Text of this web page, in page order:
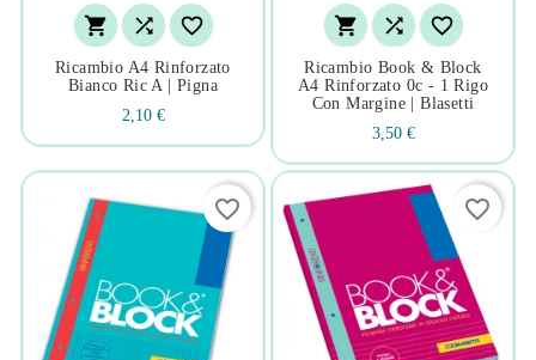
  
Ricambio A4 Rinforzato
Bianco Ric A | Pigna
2,10 €
  
Ricambio Book & Block
A4 Rinforzato 0c - 1 Rigo
Con Margine | Blasetti
3,50 €
favorite_border favorite_border